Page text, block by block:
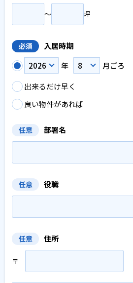
〜 坪
必須
入居時期
年
月ごろ
出来るだけ早く
良い物件があれば
任意 部署名
任意 役職
任意 住所
〒